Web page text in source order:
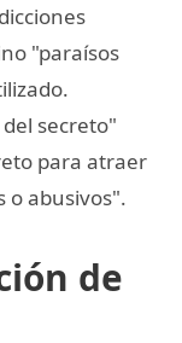
"paraísos
secreto"
para atraer
o abusivos".
de